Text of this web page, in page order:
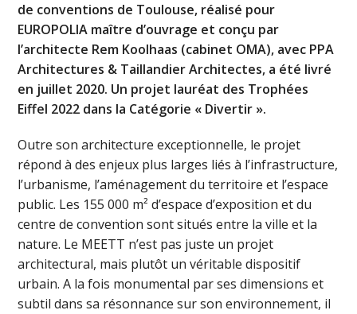
de conventions de Toulouse, réalisé pour
EUROPOLIA maître d’ouvrage et conçu par
l’architecte Rem Koolhaas (cabinet OMA), avec PPA
Architectures & Taillandier Architectes, a été livré
en juillet 2020. Un projet lauréat des Trophées
Eiffel 2022 dans la Catégorie « Divertir ».
Outre son architecture exceptionnelle, le projet
répond à des enjeux plus larges liés à l’infrastructure,
l’urbanisme, l’aménagement du territoire et l’espace
public. Les 155 000 m² d’espace d’exposition et du
centre de convention sont situés entre la ville et la
nature. Le MEETT n’est pas juste un projet
architectural, mais plutôt un véritable dispositif
urbain. A la fois monumental par ses dimensions et
subtil dans sa résonnance sur son environnement, il